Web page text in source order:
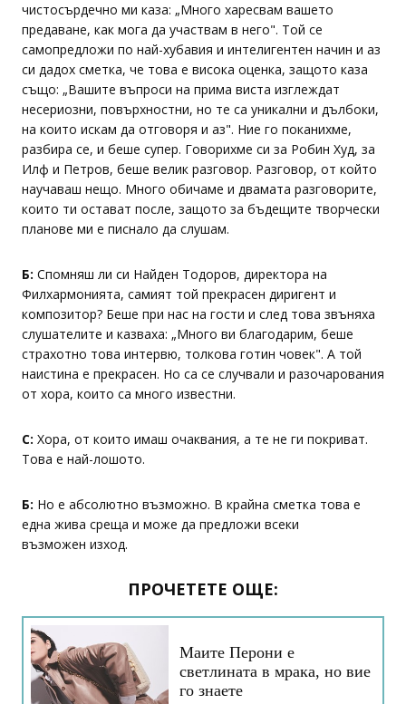
чистосърдечно ми каза: „Много харесвам вашето
предаване, как мога да участвам в него". Той се
самопредложи по най-хубавия и интелигентен начин и аз
си дадох сметка, че това е висока оценка, защото каза
също: „Вашите въпроси на прима виста изглеждат
несериозни, повърхностни, но те са уникални и дълбоки,
на които искам да отговоря и аз". Ние го поканихме,
разбира се, и беше супер. Говорихме си за Робин Худ, за
Илф и Петров, беше велик разговор. Разговор, от който
научаваш нещо. Много обичаме и двамата разговорите,
които ти остават после, защото за бъдещите творчески
планове ми е писнало да слушам.
Б: Спомняш ли си Найден Тодоров, директора на
Филхармонията, самият той прекрасен диригент и
композитор? Беше при нас на гости и след това звъняха
слушателите и казваха: „Много ви благодарим, беше
страхотно това интервю, толкова готин човек". А той
наистина е прекрасен. Но са се случвали и разочарования
от хора, които са много известни.
С: Хора, от които имаш очаквания, а те не ги покриват.
Това е най-лошото.
Б: Но е абсолютно възможно. В крайна сметка това е
една жива среща и може да предложи всеки
възможен изход.
ПРОЧЕТЕТЕ ОЩЕ:
Маите Перони е
светлината в мрака, но вие
го знаете